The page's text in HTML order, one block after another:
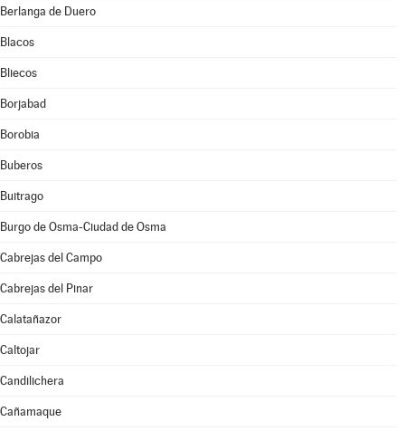
Berlanga de Duero
Blacos
Bliecos
Borjabad
Borobia
Buberos
Buitrago
Burgo de Osma-Ciudad de Osma
Cabrejas del Campo
Cabrejas del Pinar
Calatañazor
Caltojar
Candilichera
Cañamaque